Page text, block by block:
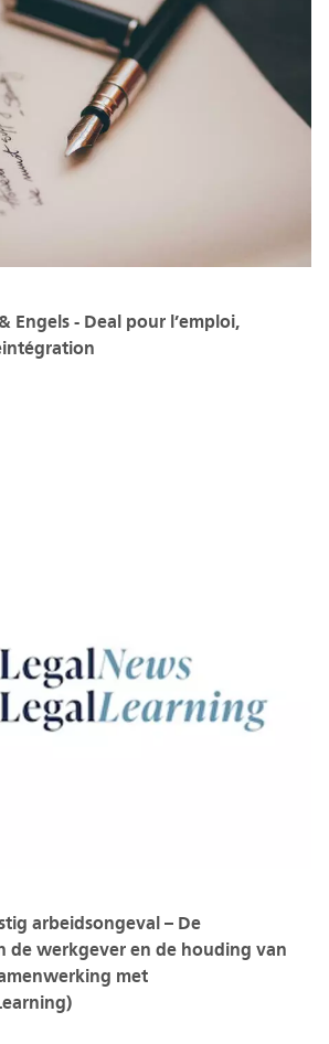
Engels - Deal pour l’emploi,
arbeidsongeval – De
de werkgever en de houding van
met